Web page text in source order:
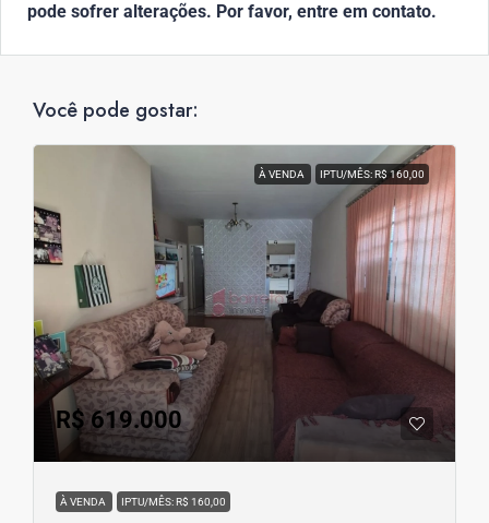
pode sofrer alterações. Por favor, entre em contato.
Você pode gostar:
À VENDA IPTU/MÊS: R$ 160,00
R$ 619.000
À VENDA IPTU/MÊS: R$ 160,00